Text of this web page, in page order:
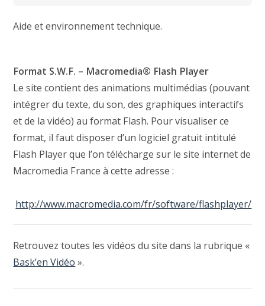
Aide et environnement technique.
Format S.W.F. – Macromedia® Flash Player
Le site contient des animations multimédias (pouvant
intégrer du texte, du son, des graphiques interactifs
et de la vidéo) au format Flash. Pour visualiser ce
format, il faut disposer d’un logiciel gratuit intitulé
Flash Player que l’on télécharge sur le site internet de
Macromedia France à cette adresse :
http://www.macromedia.com/fr/software/flashplayer/
Retrouvez toutes les vidéos du site dans la rubrique «
Bask’en Vidéo ».